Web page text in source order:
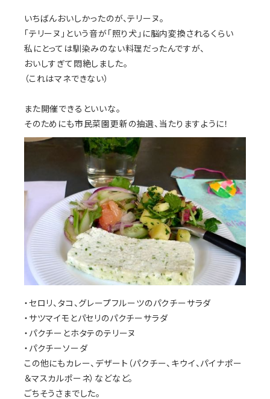
いちばんおいしかったのが、テリーヌ。
「テリーヌ」という音が「照り犬」に脳内変換されるくらい
私にとっては馴染みのない料理だったんですが、
おいしすぎて悶絶しました。
（これはマネできない）
また開催できるといいな。
そのためにも市民菜園更新の抽選、当たりますように！
・セロリ、タコ、グレープフルーツのパクチーサラダ
・サツマイモとパセリのパクチーサラダ
・パクチーとホタテのテリーヌ
・パクチーソーダ
この他にもカレー、デザート（パクチー、キウイ、パイナポー
＆マスカルポーネ）などなど。
ごちそうさまでした。